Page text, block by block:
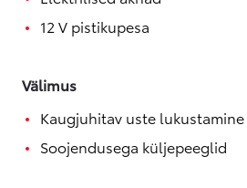
12 V pistikupesa
Välimus
Kaugjuhitav uste lukustamine
Soojendusega küljepeeglid